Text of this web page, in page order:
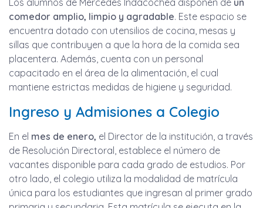
Los alumnos de Mercedes Indacochea disponen de un
comedor amplio, limpio y agradable. Este espacio se
encuentra dotado con utensilios de cocina, mesas y
sillas que contribuyen a que la hora de la comida sea
placentera. Además, cuenta con un personal
capacitado en el área de la alimentación, el cual
mantiene estrictas medidas de higiene y seguridad.
Ingreso y Admisiones a Colegio
En el mes de enero, el Director de la institución, a través
de Resolución Directoral, establece el número de
vacantes disponible para cada grado de estudios. Por
otro lado, el colegio utiliza la modalidad de matrícula
única para los estudiantes que ingresan al primer grado